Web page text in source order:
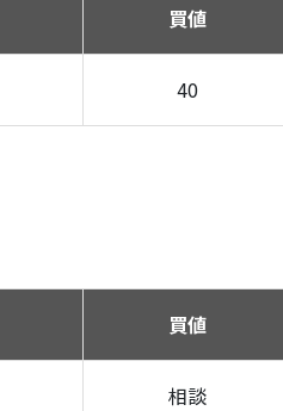
買値
40
買値
相談